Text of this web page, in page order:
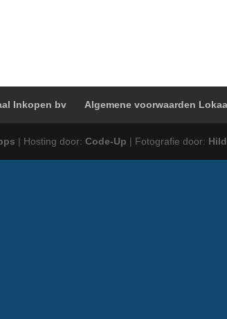
Inkopen bv Algemene voorwaarden
| Hosting door:Code-Up | Fotografie door: